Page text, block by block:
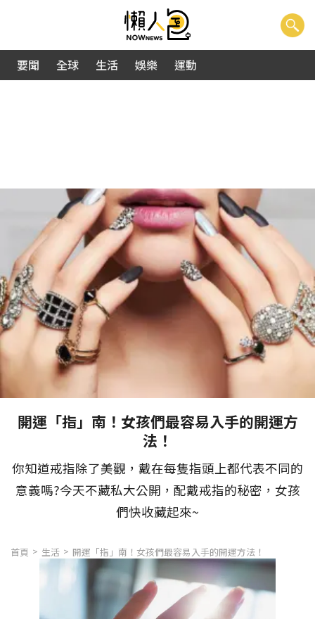
要聞 全球 生活 娛樂 運動
開運「指」南！女孩們最容易入手的開運方
法！
你知道戒指除了美觀，戴在每隻指頭上都代表不同的
意義嗎?今天不藏私大公開，配戴戒指的秘密，女孩
們快收藏起來~
首頁 生活 開運「指」南！女孩們最容易入手的開運方法！